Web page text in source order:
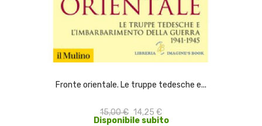
Fronte orientale. Le truppe tedesche e...
15,00 € 14,25 €
Disponibile subito